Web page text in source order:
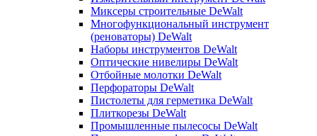
Миксеры строительные DeWalt
Многофункциональный инструмент
(реноваторы) DeWalt
Наборы инструментов DeWalt
Оптические нивелиры DeWalt
Отбойные молотки DeWalt
Перфораторы DeWalt
Пистолеты для герметика DeWalt
Плиткорезы DeWalt
Промышленные пылесосы DeWalt